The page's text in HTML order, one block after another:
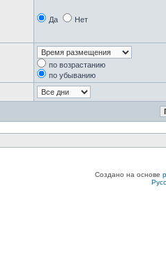
Да Нет
по возрастанию
по убыванию
Создано на основе